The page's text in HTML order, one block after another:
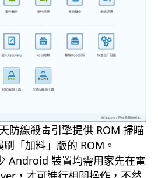
防線殺毒引擎提供 ROM 掃瞄
「加料」版的 ROM。
Android 裝置均需用家先在電